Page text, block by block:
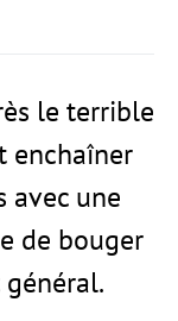
le terrible
enchaîner
avec une
de bouger